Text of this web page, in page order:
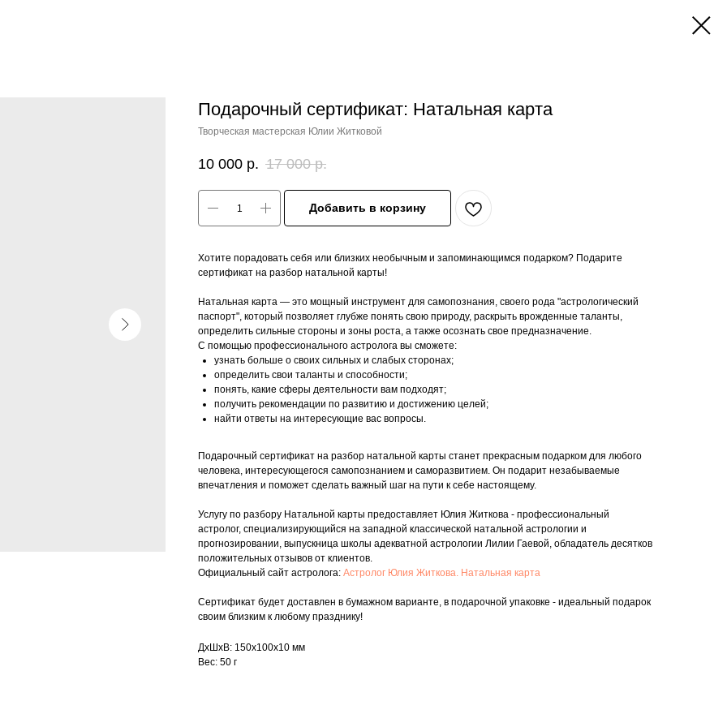
Подарочный сертификат: Натальная карта
Творческая мастерская Юлии Житковой
10 000 р. 17 000 р.
Добавить в корзину
Хотите порадовать себя или близких необычным и запоминающимся подарком? Подарите
сертификат на разбор натальной карты!
Натальная карта — это мощный инструмент для самопознания, своего рода "астрологический
паспорт", который позволяет глубже понять свою природу, раскрыть врожденные таланты,
определить сильные стороны и зоны роста, а также осознать свое предназначение.
С помощью профессионального астролога вы сможете:
узнать больше о своих сильных и слабых сторонах;
определить свои таланты и способности;
понять, какие сферы деятельности вам подходят;
получить рекомендации по развитию и достижению целей;
найти ответы на интересующие вас вопросы.
Подарочный сертификат на разбор натальной карты станет прекрасным подарком для любого
человека, интересующегося самопознанием и саморазвитием. Он подарит незабываемые
впечатления и поможет сделать важный шаг на пути к себе настоящему.
Услугу по разбору Натальной карты предоставляет Юлия Житкова - профессиональный
астролог, специализирующийся на западной классической натальной астрологии и
прогнозировании, выпускница школы адекватной астрологии Лилии Гаевой, обладатель десятков
положительных отзывов от клиентов.
Официальный сайт астролога: Астролог Юлия Житкова. Натальная карта
Сертификат будет доставлен в бумажном варианте, в подарочной упаковке - идеальный подарок
своим близким к любому празднику!
ДxШxВ: 150x100x10 мм
Вес: 50 г